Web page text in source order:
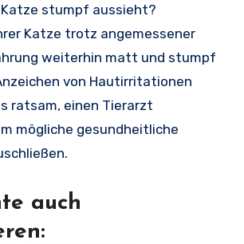
Katze stumpf aussieht?
Katze trotz angemessener
weiterhin matt und stumpf
von Hautirritationen
ratsam, einen Tierarzt
mögliche gesundheitliche
auch